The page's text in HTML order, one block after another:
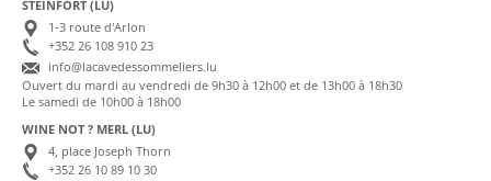
STEINFORT (LU)
1-3 route d'Arlon
+352 26 108 910 23
info@lacavedessommeliers.lu
Ouvert du mardi au vendredi de 9h30 à 12h00 et de 13h00 à 18h30
Le samedi de 10h00 à 18h00
WINE NOT ? MERL (LU)
4, place Joseph Thorn
+352 26 10 89 10 30